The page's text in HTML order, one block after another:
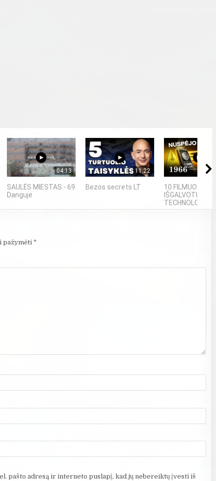
04:13
SAULĖS MIESTAS - 69
Danguje
11:22
Bezos secrets LT
10 FILMUOSE
IŠGALVOTŲ
TECHNOLOGIJŲ,...
pažymėti *
pašto adresą ir interneto puslapį, kad jų nebereiktų įvesti iš